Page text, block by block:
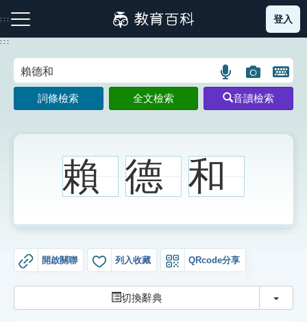
到
主
:::
注音索引圖示 筆畫索引圖示 部首索引表圖示
生字詞彙表
登入
:::
語
言
搜
示
圖
片
搜
開
鍵
圖
詞條檢索 全文檢索 音讀檢索
賴 德 和
開啟關聯 列入收藏 QRcode分享
切換辭典 切換